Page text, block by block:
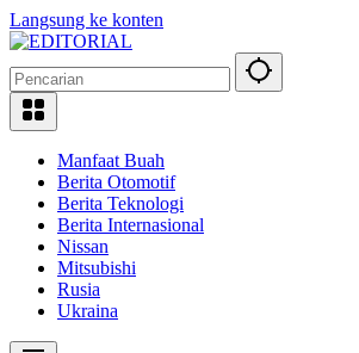
Langsung ke konten
Manfaat Buah
Berita Otomotif
Berita Teknologi
Berita Internasional
Nissan
Mitsubishi
Rusia
Ukraina